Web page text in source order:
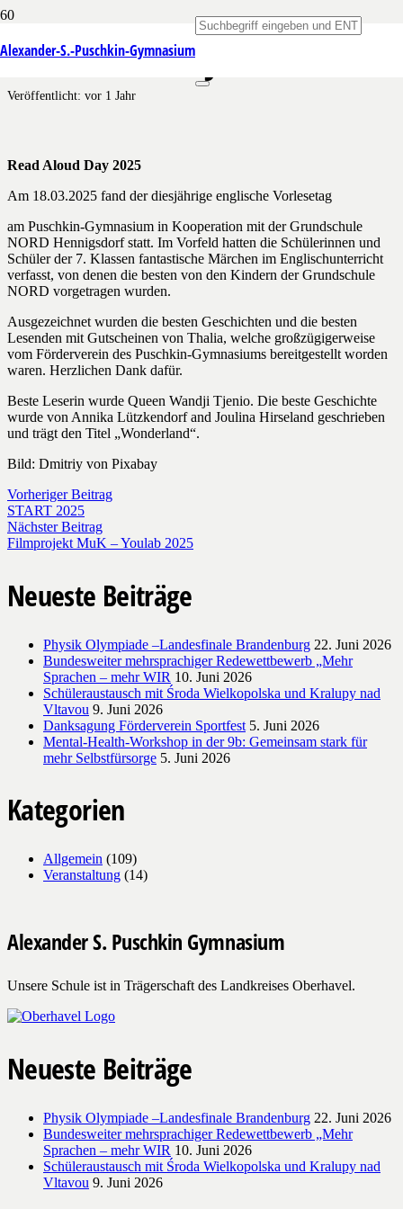
Alexander-S.-Puschkin-Gymnasium
Read Aloud Day 2025
Veröffentlicht: vor 1 Jahr
Read Aloud Day 2025
Am 18.03.2025 fand der diesjährige englische Vorlesetag
am Puschkin-Gymnasium in Kooperation mit der Grundschule
NORD Hennigsdorf statt. Im Vorfeld hatten die Schülerinnen und
Schüler der 7. Klassen fantastische Märchen im Englischunterricht
verfasst, von denen die besten von den Kindern der Grundschule
NORD vorgetragen wurden.
Ausgezeichnet wurden die besten Geschichten und die besten
Lesenden mit Gutscheinen von Thalia, welche großzügigerweise
vom Förderverein des Puschkin-Gymnasiums bereitgestellt worden
waren. Herzlichen Dank dafür.
Beste Leserin wurde Queen Wandji Tjenio. Die beste Geschichte
wurde von Annika Lützkendorf and Joulina Hirseland geschrieben
und trägt den Titel „Wonderland“.
Bild: Dmitriy von Pixabay
Vorheriger Beitrag
START 2025
Nächster Beitrag
Filmprojekt MuK – Youlab 2025
Neueste Beiträge
Physik Olympiade –Landesfinale Brandenburg 22. Juni 2026
Bundesweiter mehrsprachiger Redewettbewerb „Mehr
Sprachen – mehr WIR 10. Juni 2026
Schüleraustausch mit Środa Wielkopolska und Kralupy nad
Vltavou 9. Juni 2026
Danksagung Förderverein Sportfest 5. Juni 2026
Mental-Health-Workshop in der 9b: Gemeinsam stark für
mehr Selbstfürsorge 5. Juni 2026
Kategorien
Allgemein (109)
Veranstaltung (14)
Alexander S. Puschkin Gymnasium
Unsere Schule ist in Trägerschaft des Landkreises Oberhavel.
Neueste Beiträge
Physik Olympiade –Landesfinale Brandenburg 22. Juni 2026
Bundesweiter mehrsprachiger Redewettbewerb „Mehr
Sprachen – mehr WIR 10. Juni 2026
Schüleraustausch mit Środa Wielkopolska und Kralupy nad
Vltavou 9. Juni 2026